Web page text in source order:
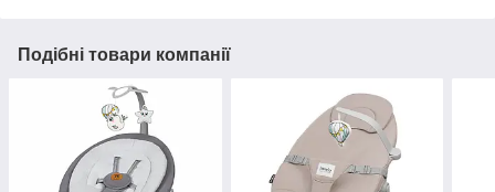
Подібні товари компанії